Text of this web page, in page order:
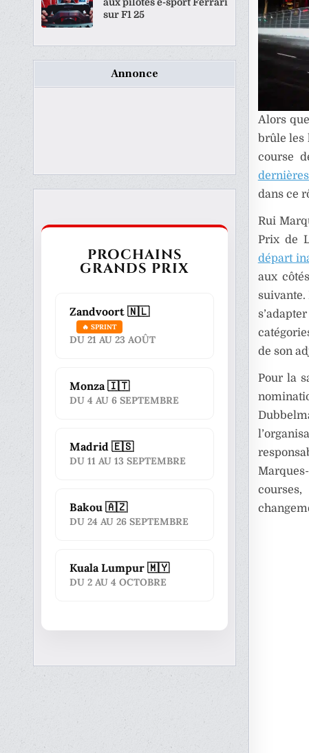
Alors
brûle les
course
dans ce
Rui
Prix de
départ
aux
suivante.
de son
Pour la
sur F1 25
Annonce
PROCHAINS
GRANDS PRIX
Zandvoort 🇳🇱
🔥 SPRINT
DU 21 AU 23 AOÛT
Monza 🇮🇹
DU 4 AU 6 SEPTEMBRE
Madrid 🇪🇸
DU 11 AU 13 SEPTEMBRE
Bakou 🇦🇿
DU 24 AU 26 SEPTEMBRE
Kuala Lumpur 🇲🇾
DU 2 AU 4 OCTOBRE